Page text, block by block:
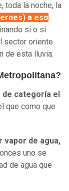
toda la noche, la
a eso
si o si
sector oriente
de esta lluvia.
de categoría el
que como que
vapor de agua,
uno se
de agua que